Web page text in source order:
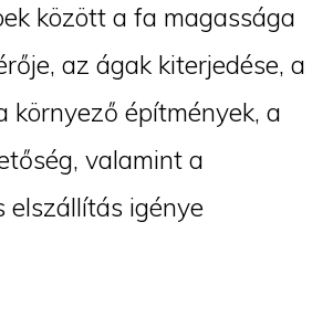
között a fa magassága
az ágak kiterjedése, a
környező építmények, a
valamint a
elszállítás igénye